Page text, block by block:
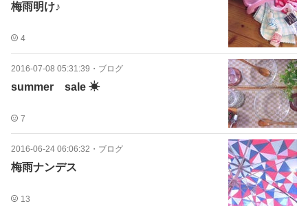
梅雨明け♪
4
2016-07-08 05:31:39 ・ ブログ
summer sale ☀
7
2016-06-24 06:06:32 ・ ブログ
梅雨ナンデス
13